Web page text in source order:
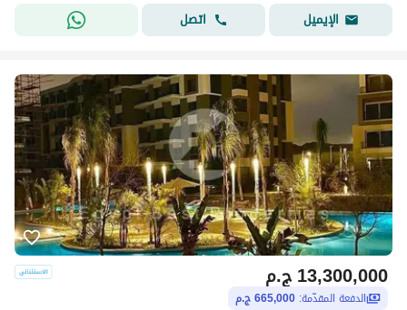
الإيميل
اتصل
ج.م13,300,000
الدفعة المقدّمة: 665,000 ج.م